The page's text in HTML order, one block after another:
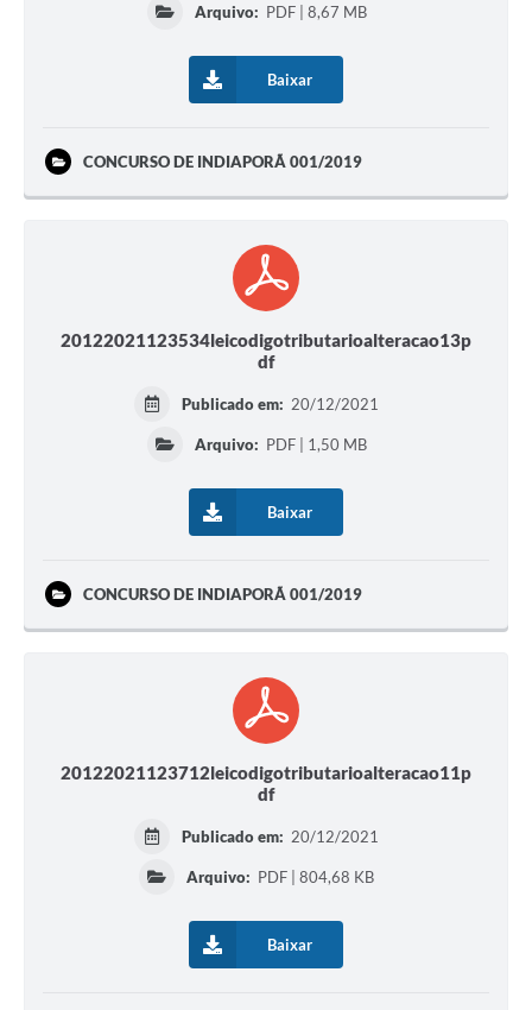
Arquivo: PDF | 8,67 MB
Baixar
CONCURSO DE INDIAPORÃ 001/2019
20122021123534leicodigotributarioalteracao13p
df
Publicado em: 20/12/2021
Arquivo: PDF | 1,50 MB
Baixar
CONCURSO DE INDIAPORÃ 001/2019
20122021123712leicodigotributarioalteracao11p
df
Publicado em: 20/12/2021
Arquivo: PDF | 804,68 KB
Baixar